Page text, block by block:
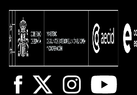
Facebook
X InstagramYoutube